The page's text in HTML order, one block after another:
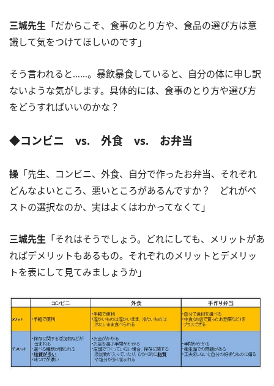
三城先生 「だからこそ、食事のとり方や、食品の選び方は意
識して気をつけてほしいのです」
そう言われると……。暴飲暴食していると、自分の体に申し訳
ないような気がします。具体的には、食事のとり方や選び方
をどうすればいいのかな？
◆コンビニ vs. 外食 vs. お弁当
操 「先生、コンビニ、外食、自分で作ったお弁当、それぞれ
どんなよいところ、悪いところがあるんですか？ どれがベ
ストの選択なのか、実はよくはわかってなくて」
三城先生 「それはそうでしょう。どれにしても、メリットがあ
ればデメリットもあるもの。それぞれのメリットとデメリッ
トを表にして見てみましょうか」